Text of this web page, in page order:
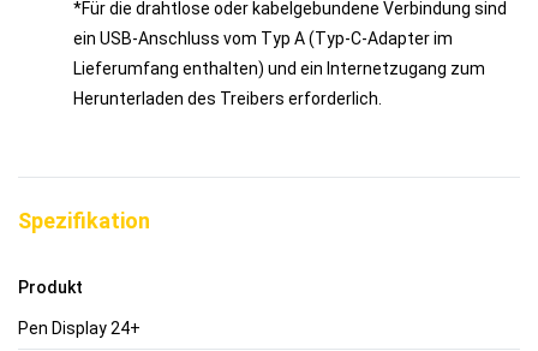
*Für die drahtlose oder kabelgebundene Verbindung sind
ein USB-Anschluss vom Typ A (Typ-C-Adapter im
Lieferumfang enthalten) und ein Internetzugang zum
Herunterladen des Treibers erforderlich.
Spezifikation
Produkt
Pen Display 24+